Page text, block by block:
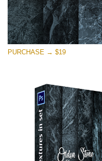
(1783 Overlays)
Large 6000*4000px
PURCHASE → $19